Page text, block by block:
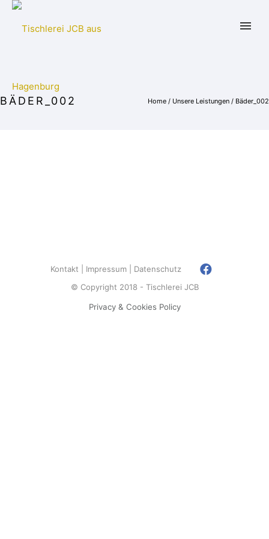
BÄDER_002 Home / Unsere Leistungen / Bäder_002
Kontakt Impressum
Datenschutz
© Copyright 2018 - Tischlerei JCB
Privacy & Cookies Policy